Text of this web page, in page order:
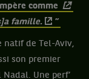
comme
famille. ”
natif de Tel-Aviv,
son premier
Une perf’